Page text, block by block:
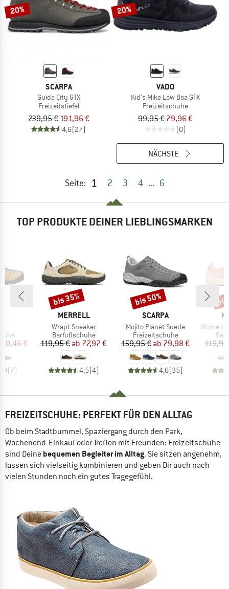
20%
SCARPA
Guida City GTX
Freizeitstiefel
239,95 € 191,96 €
4,6(27)
20%
VADO
Kid's Mike Low Boa GTX
Freizeitschuhe
99,95 € 79,96 €
(0)
Seite: 1 2 3 4 ... 6
NÄCHSTE
TOP PRODUKTE DEINER LIEBLINGSMARKEN
Preis
€
(7)
MARKE
MERRELL
Artikel
Wrapt Sneaker
Produktgruppe
Barfußschuhe
Preis
119,95 € reduzierter Preis
ab 77,97 €
4,5(4)
Rabatt
bis 35%
MARKE
SCARPA
Artikel
Mojito Planet Suede
Produktgruppe
Freizeitschuhe
Preis
159,95 € reduzierter Preis
ab 79,98 €
4,6(35)
Rabatt
bis 50%
Artikel
FREIZEITSCHUHE: PERFEKT FÜR DEN ALLTAG
Ob beim Stadtbummel, Spaziergang durch den Park,
Wochenend-Einkauf oder Treffen mit Freunden: Freizeitschuhe
sind Deine bequemen Begleiter im Alltag. Sie sitzen angenehm,
lassen sich vielseitig kombinieren und geben Dir auch nach
vielen Stunden noch ein gutes Tragegefühl.